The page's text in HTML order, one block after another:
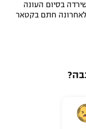
בסיום העונה
חתם בקטאר